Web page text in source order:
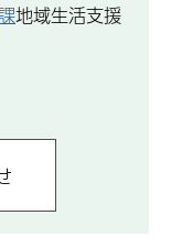
地域生活支援